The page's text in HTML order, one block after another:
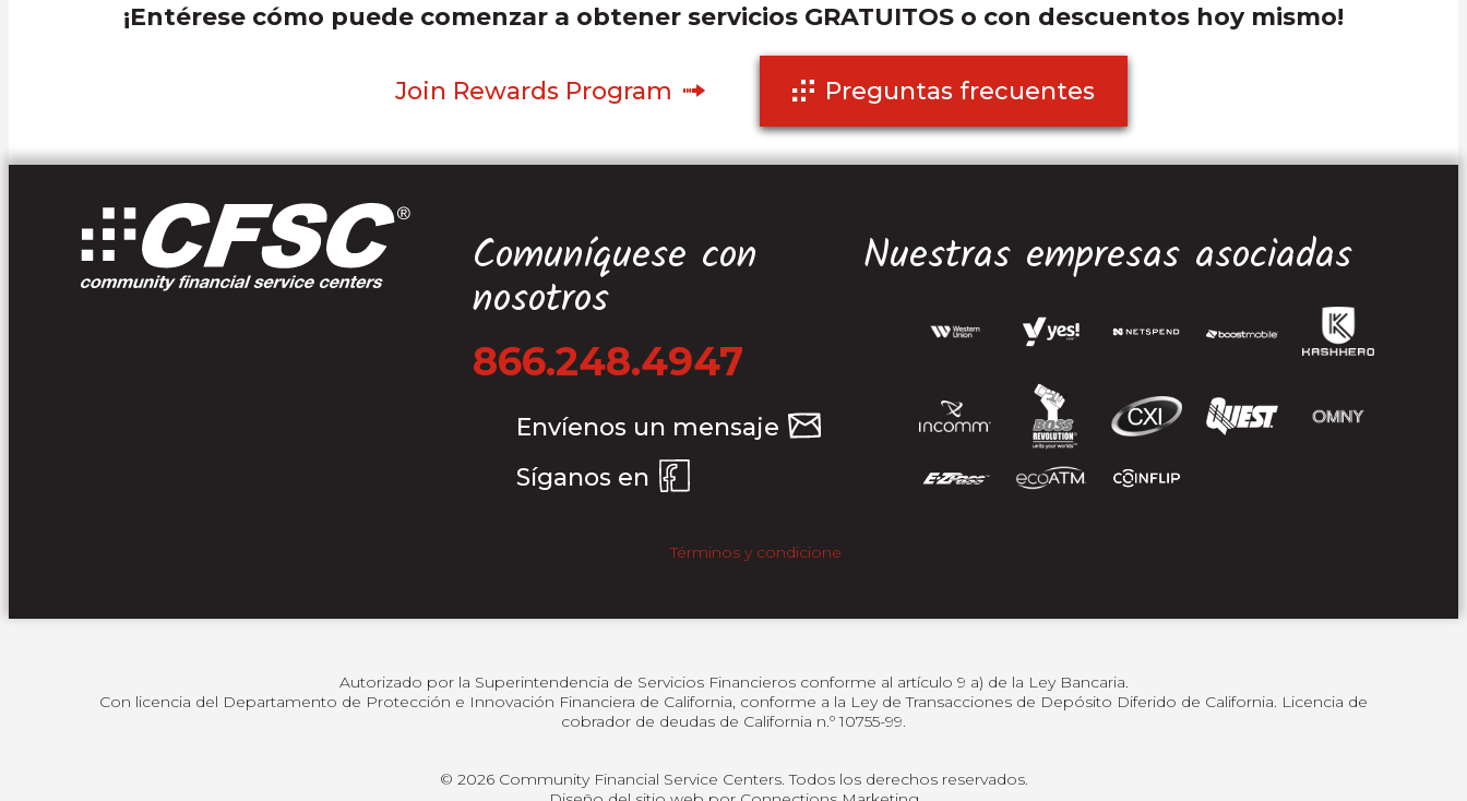
¡Entérese cómo puede comenzar a obtener servicios GRATUITOS o con descuentos hoy mismo!
Join Rewards Program Preguntas frecuentes
Comuníquese con
nosotros
866.248.4947
Envíenos un mensaje
Síganos en
Nuestras empresas asociadas
Términos y condicione
Autorizado por la Superintendencia de Servicios Financieros conforme al artículo 9 a) de la Ley Bancaria.
Con licencia del Departamento de Protección e Innovación Financiera de California, conforme a la Ley de Transacciones de Depósito Diferido de California. Licencia de
cobrador de deudas de California n.º 10755-99.
© 2026 Community Financial Service Centers. Todos los derechos reservados.